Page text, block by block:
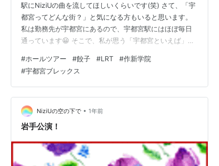
駅にNiziUの曲を流してほしいくらいです(笑) さて、「宇
都宮ってどんな街？」と気になる方もいると思います。
私は勤務先が宇都宮にあるので、宇都宮駅にはほぼ毎日
通っています😀 そこで、私が思う「宇都宮といえば」を
だけたら嬉しいです😁 ・餃子の街 西口には餃子像があ
り、餃子の香りがほんのり漂っています。 「あ、宇都宮
だ〜」と感じてもらえるはずです。 ・LRT（路面電車）
東口にあります。まだ市の中心部までは走っていません
が、ぜひ一度乗ってみてはいか がでしょうか。 ・作新学
院 甲子園常…
#ホールツアー #餃子 #LRT #作新学院
#宇都宮ブレックス
NiziUの空の下で • 1年前
岩手公演！